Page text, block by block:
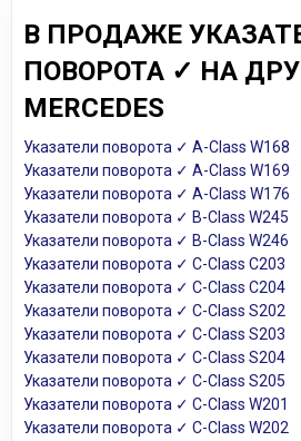
В ПРОДАЖЕ
ПОВОРОТА ✓ НА
MERCEDES
Указатели поворота ✓ A-Class W168
Указатели поворота ✓ A-Class W169
Указатели поворота ✓ A-Class W176
Указатели поворота ✓ B-Class W245
Указатели поворота ✓ B-Class W246
Указатели поворота ✓ C-Class C203
Указатели поворота ✓ C-Class C204
Указатели поворота ✓ C-Class S202
Указатели поворота ✓ C-Class S203
Указатели поворота ✓ C-Class S204
Указатели поворота ✓ C-Class S205
Указатели поворота ✓ C-Class W201
Указатели поворота ✓ C-Class W202